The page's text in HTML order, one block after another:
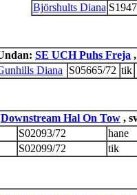
Björshults Diana
SE UCH Puhs Freja ,
Diana
S05665/72 tik
Downstream Hal On Tow ,
S02093/72
hane
S02099/72 tik